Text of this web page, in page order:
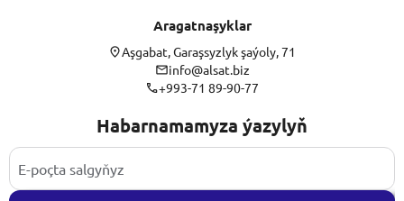
Aragatnaşyklar
Aşgabat, Garaşsyzlyk şaýoly, 71
info@alsat.biz
+993-71 89-90-77
Habarnamamyza ýazylyň